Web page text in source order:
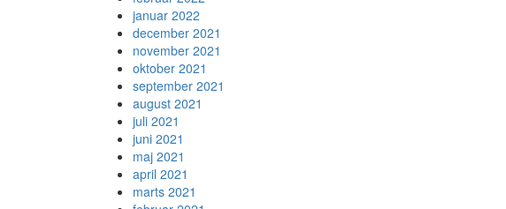
januar 2022
december 2021
november 2021
oktober 2021
september 2021
august 2021
juli 2021
juni 2021
maj 2021
april 2021
marts 2021